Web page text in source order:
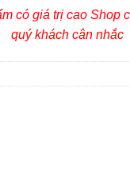
có giá trị cao Shop
quý khách cân nhắc